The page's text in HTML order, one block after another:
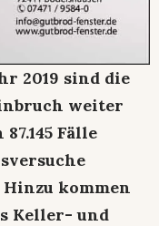
2019 sind die
weiter
Fälle
Hinzu kommen
Keller- und